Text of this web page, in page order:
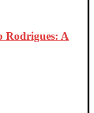
Rodrigues: A